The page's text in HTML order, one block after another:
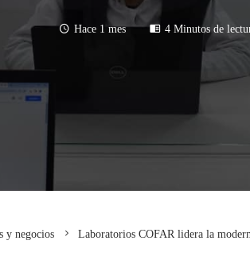
Hace 1 mes 4 Minutos de
y negocios Laboratorios COFAR lidera la